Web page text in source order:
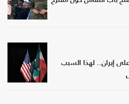
إيران.. لهذا السبب